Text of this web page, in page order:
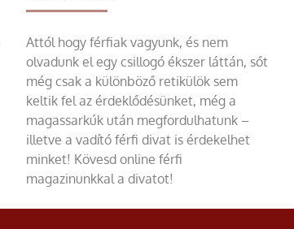
Attól hogy férfiak vagyunk, és nem
olvadunk el egy csillogó ékszer láttán, sőt
még csak a különböző retikülök sem
keltik fel az érdeklődésünket, még a
magassarkúk után megfordulhatunk –
illetve a vadító férfi divat is érdekelhet
minket! Kövesd online férfi
magazinunkkal a divatot!